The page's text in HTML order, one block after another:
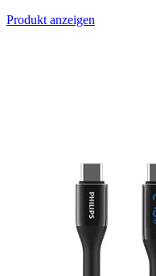
Produkt anzeigen